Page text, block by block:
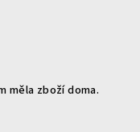
měla zboží doma.